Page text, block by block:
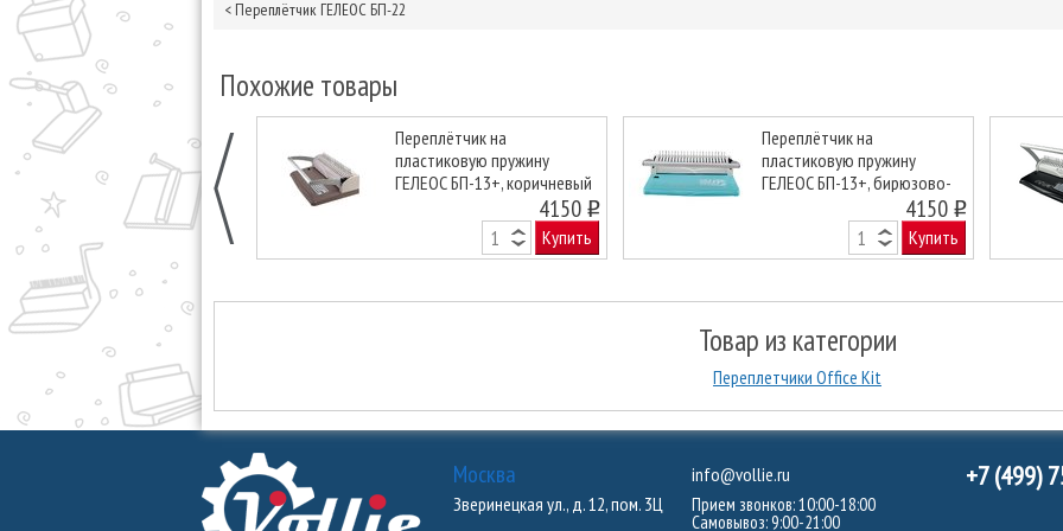
< Переплётчик ГЕЛЕОС БП-22
Похожие товары
Переплётчик на
пластиковую пружину
ГЕЛЕОС БП-13+, коричневый
4150 o
Купить
Переплётчик на
пластиковую пружину
ГЕЛЕОС БП-13+, бирюзово-
4150 o
Купить
Next
Товар из категории
Переплетчики Office Kit
Москва
Зверинецкая ул., д. 12, пом. 3Ц
info@vollie.ru
Прием звонков: 10:00-18:00
Самовывоз: 9:00-21:00
+7 (499)